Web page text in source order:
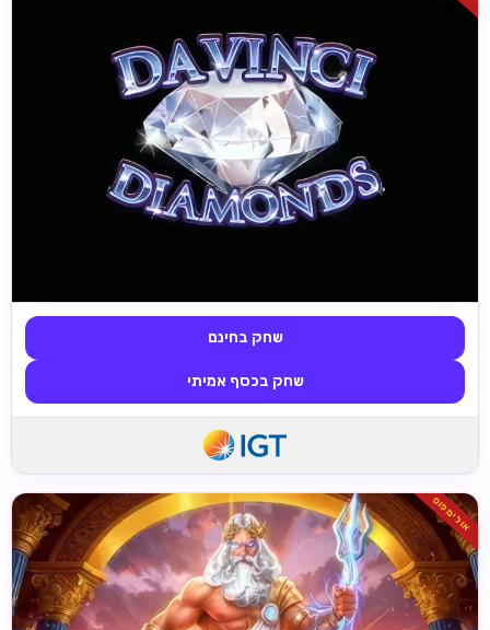
שחק בחינם
שחק בכסף אמיתי
אולימפוס